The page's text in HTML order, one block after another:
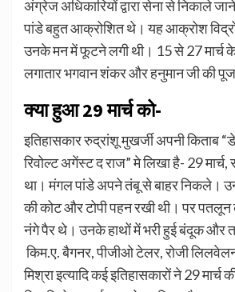
अंग्रेज अधिकारियों द्वारा सेना से निकाले
पांडे बहुत आक्रोशित थे। यह आक्रोश
उनके मन में फूटने लगी थी। 15 से 27 मार्च
लगातार भगवान शंकर और हनुमान जी की
क्या हुआ 29 मार्च को-
इतिहासकार रुद्रांशू मुखर्जी अपनी किताब
रिवोल्ट अगेंस्ट द राज” मे लिखा है- 29 मार्च,
था। मंगल पांडे अपने तंबू से बाहर निकले।
की कोट और टोपी पहन रखी थी। पर पतलून
नंगे पैर थे। उनके हाथों में भरी हुई बंदूक और
किम.ए. बैगनर, पीजीओ टेलर, रोजी
मिश्रा इत्यादि कई इतिहासकारों ने 29 मार्च